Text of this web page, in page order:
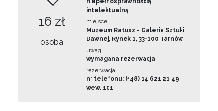
16 zł
osoba
niepełnosprawnością
intelektualną
miejsce
Muzeum Ratusz - Galeria Sztuki
Dawnej, Rynek 1, 33-100 Tarnów
uwagi
wymagana rezerwacja
rezerwacja
nr telefonu: (+48) 14 621 21 49
wew. 101